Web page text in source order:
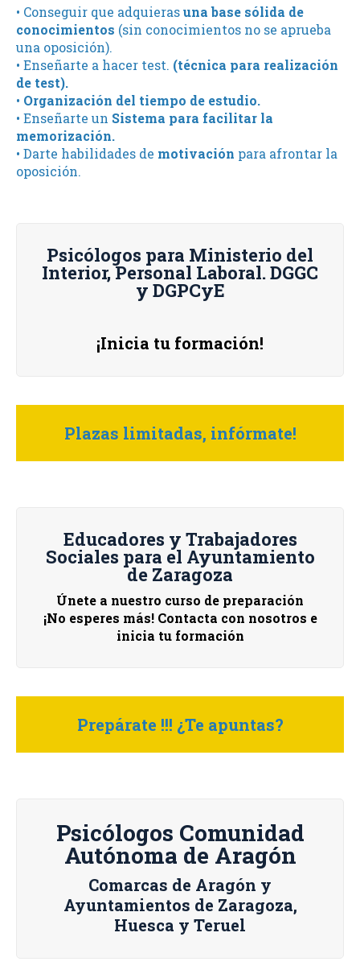
• Conseguir que adquierasuna base sólida de
conocimientos (sin conocimientos no se aprueba
una oposición).
• Enseñarte a hacer test. (técnica para realización
de test).
• Organización del tiempo de estudio.
• Enseñarte un Sistema para facilitar la
memorización.
• Darte habilidades de motivación para afrontar la
oposición.
Psicólogos para Ministerio del
Interior, Personal Laboral. DGGC
y DGPCyE
¡Inicia tu formación!
Plazas limitadas, infórmate!
Educadores y Trabajadores
Sociales para el Ayuntamiento
de Zaragoza
Únete a nuestro curso de preparación
¡No esperes más! Contacta con nosotros e
inicia tu formación
Prepárate !!! ¿Te apuntas?
Psicólogos Comunidad
Autónoma de Aragón
Comarcas de Aragón y
Ayuntamientos de Zaragoza,
Huesca y Teruel